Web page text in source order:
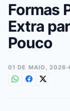
Formas
Extra
Pouco
01 DE MAIO, 2026